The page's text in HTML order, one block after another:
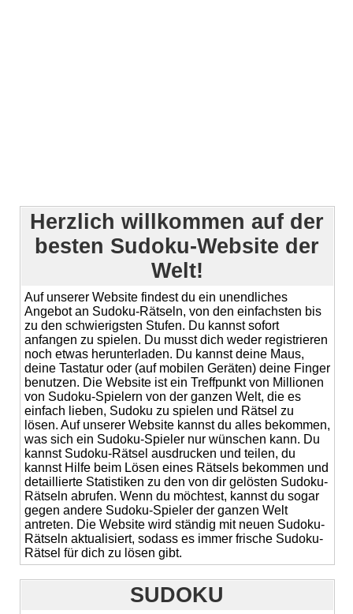
Herzlich willkommen auf der
besten Sudoku-Website der
Welt!
Auf unserer Website findest du ein unendliches
Angebot an Sudoku-Rätseln, von den einfachsten bis
zu den schwierigsten Stufen. Du kannst sofort
anfangen zu spielen. Du musst dich weder registrieren
noch etwas herunterladen. Du kannst deine Maus,
deine Tastatur oder (auf mobilen Geräten) deine Finger
benutzen. Die Website ist ein Treffpunkt von Millionen
von Sudoku-Spielern von der ganzen Welt, die es
einfach lieben, Sudoku zu spielen und Rätsel zu
lösen. Auf unserer Website kannst du alles bekommen,
was sich ein Sudoku-Spieler nur wünschen kann. Du
kannst Sudoku-Rätsel ausdrucken und teilen, du
kannst Hilfe beim Lösen eines Rätsels bekommen und
detaillierte Statistiken zu den von dir gelösten Sudoku-
Rätseln abrufen. Wenn du möchtest, kannst du sogar
gegen andere Sudoku-Spieler der ganzen Welt
antreten. Die Website wird ständig mit neuen Sudoku-
Rätseln aktualisiert, sodass es immer frische Sudoku-
Rätsel für dich zu lösen gibt.
SUDOKU